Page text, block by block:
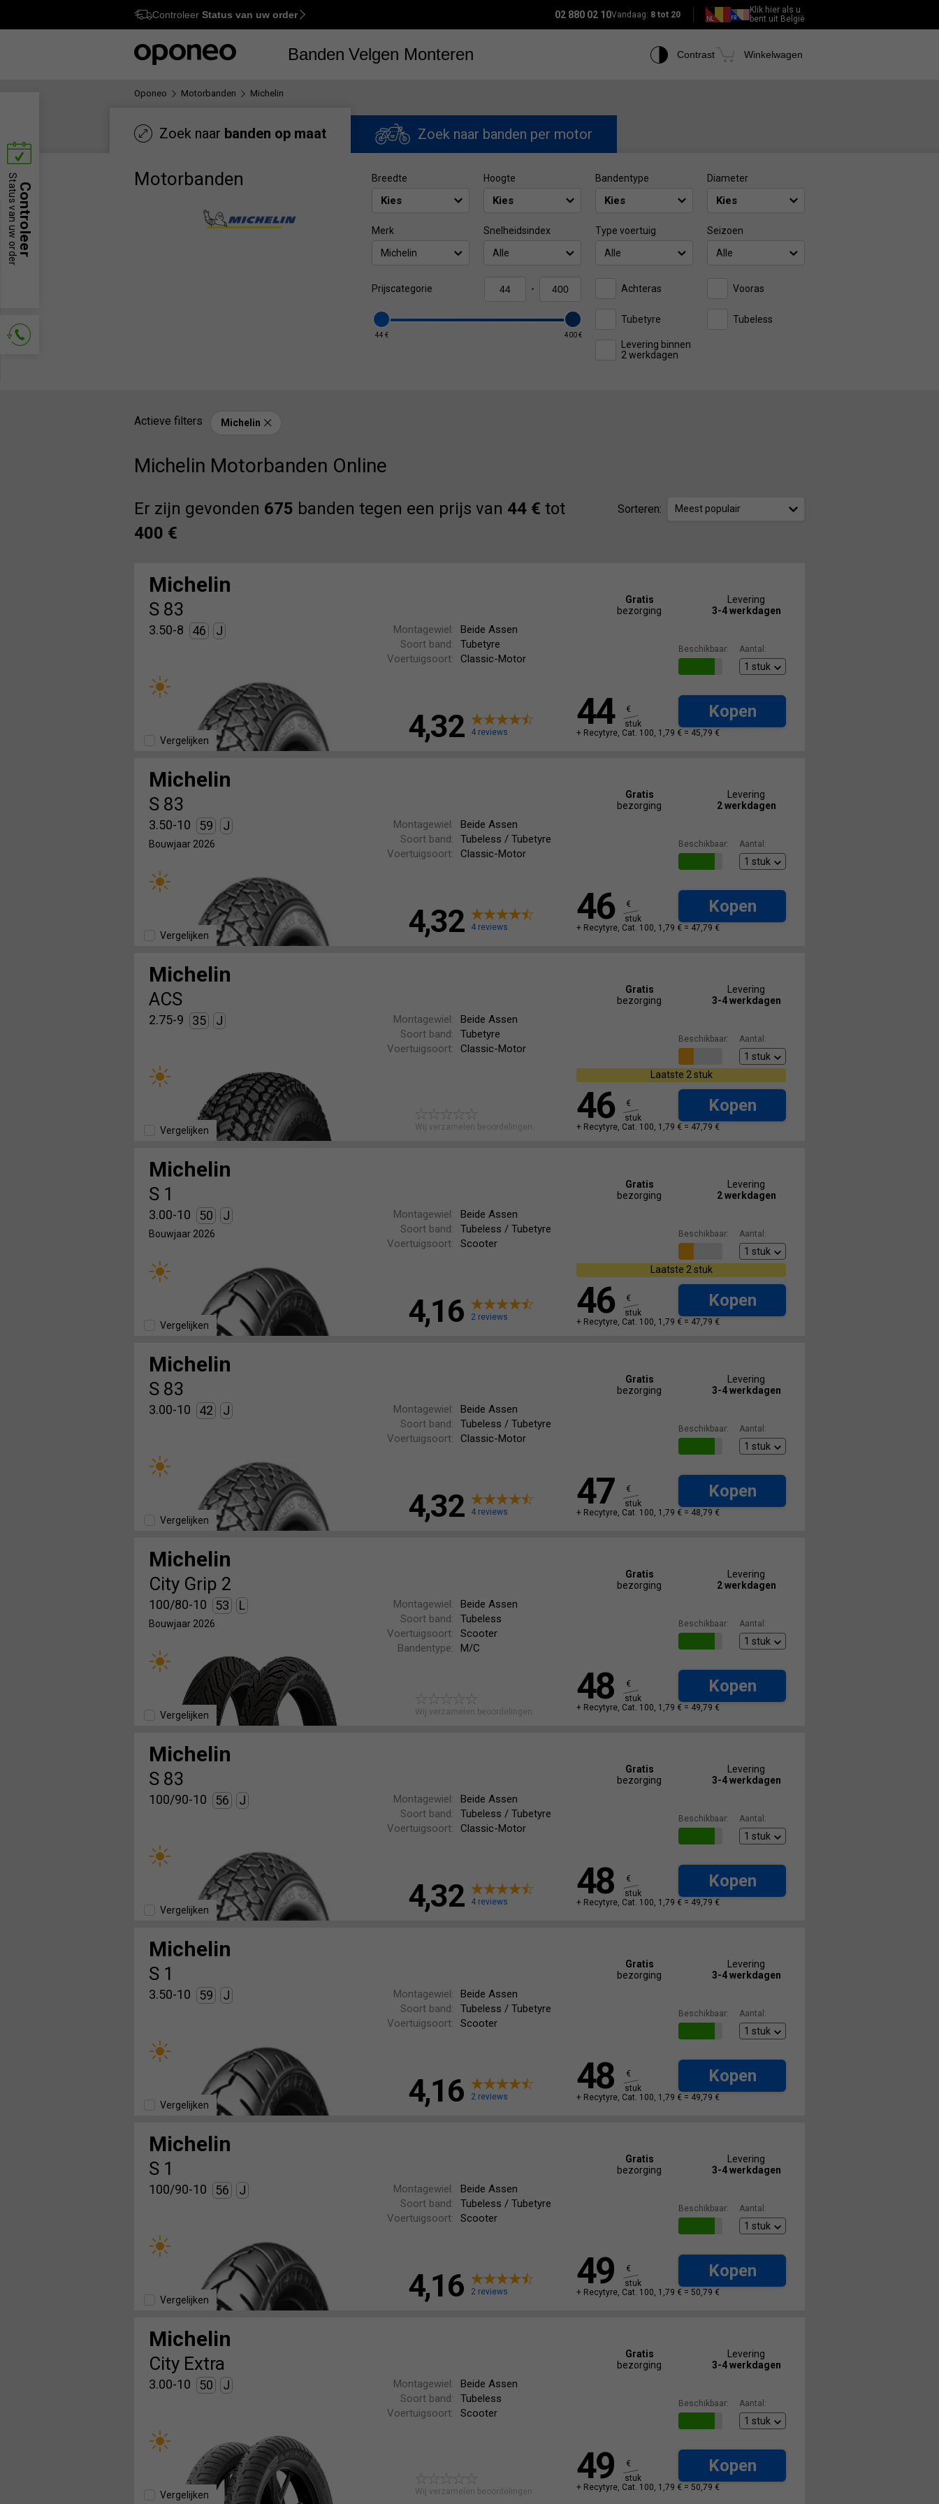
Ctrl M
Controleer Status van uw order 02 880 02 10Vandaag: 8 tot 20
Klik hier als u
bent uit België
Banden Velgen Monteren Contrast Winkelwagen
Oponeo Motorbanden Michelin
Zoek naar banden op maat Zoek naar banden per motor
Motorbanden Breedte Hoogte Bandentype Diameter
Merk
Michelin
Snelheidsindex
Alle
Type voertuig
Alle
Seizoen
Alle
Prijscategorie -
44 € 400 €
Achteras Vooras
Tubetyre Tubeless
Levering binnen
2 werkdagen
Actieve filters Michelin
Michelin Motorbanden Online
Er zijn gevonden 675 banden tegen een prijs van 44 € tot
400 €
Sorteren: Meest populair
Michelin
S 83
3.50-8 46 J
Vergelijken
Montagewiel:
Beide Assen
Soort band:
Tubetyre
Voertuigsoort:
Classic-Motor
4,32 4 reviews
Gratis
bezorging
Levering
3-4 werkdagen
Beschikbaar: Aantal:
44
€
stuk
Kopen
+ Recytyre, Cat. 100, 1,79 € = 45,79 €
Michelin
S 83
3.50-10 59 J
Bouwjaar 2026
Vergelijken
Montagewiel:
Beide Assen
Soort band:
Tubeless / Tubetyre
Voertuigsoort:
Classic-Motor
4,32 4 reviews
Gratis
bezorging
Levering
2 werkdagen
Beschikbaar: Aantal:
46
€
stuk
Kopen
+ Recytyre, Cat. 100, 1,79 € = 47,79 €
Michelin
ACS
2.75-9 35 J
Vergelijken
Montagewiel:
Beide Assen
Soort band:
Tubetyre
Voertuigsoort:
Classic-Motor
Wij verzamelen beoordelingen.
Gratis
bezorging
Levering
3-4 werkdagen
Beschikbaar: Aantal:
Laatste 2 stuk
46
€
stuk
Kopen
+ Recytyre, Cat. 100, 1,79 € = 47,79 €
Michelin
S 1
3.00-10 50 J
Bouwjaar 2026
Vergelijken
Montagewiel:
Beide Assen
Soort band:
Tubeless / Tubetyre
Voertuigsoort:
Scooter
4,16 2 reviews
Gratis
bezorging
Levering
2 werkdagen
Beschikbaar: Aantal:
Laatste 2 stuk
46
€
stuk
Kopen
+ Recytyre, Cat. 100, 1,79 € = 47,79 €
Michelin
S 83
3.00-10 42 J
Vergelijken
Montagewiel:
Beide Assen
Soort band:
Tubeless / Tubetyre
Voertuigsoort:
Classic-Motor
4,32 4 reviews
Gratis
bezorging
Levering
3-4 werkdagen
Beschikbaar: Aantal:
47
€
stuk
Kopen
+ Recytyre, Cat. 100, 1,79 € = 48,79 €
Michelin
City Grip 2
100/80-10 53 L
Bouwjaar 2026
Vergelijken
Montagewiel:
Beide Assen
Soort band:
Tubeless
Voertuigsoort:
Scooter
Bandentype:
M/C
Wij verzamelen beoordelingen.
Gratis
bezorging
Levering
2 werkdagen
Beschikbaar: Aantal:
48
€
stuk
Kopen
+ Recytyre, Cat. 100, 1,79 € = 49,79 €
Michelin
S 83
100/90-10 56 J
Vergelijken
Montagewiel:
Beide Assen
Soort band:
Tubeless / Tubetyre
Voertuigsoort:
Classic-Motor
4,32 4 reviews
Gratis
bezorging
Levering
3-4 werkdagen
Beschikbaar: Aantal:
48
€
stuk
Kopen
+ Recytyre, Cat. 100, 1,79 € = 49,79 €
Michelin
S 1
3.50-10 59 J
Vergelijken
Montagewiel:
Beide Assen
Soort band:
Tubeless / Tubetyre
Voertuigsoort:
Scooter
4,16 2 reviews
Gratis
bezorging
Levering
3-4 werkdagen
Beschikbaar: Aantal:
48
€
stuk
Kopen
+ Recytyre, Cat. 100, 1,79 € = 49,79 €
Michelin
S 1
100/90-10 56 J
Vergelijken
Montagewiel:
Beide Assen
Soort band:
Tubeless / Tubetyre
Voertuigsoort:
Scooter
4,16 2 reviews
Gratis
bezorging
Levering
3-4 werkdagen
Beschikbaar: Aantal:
49
€
stuk
Kopen
+ Recytyre, Cat. 100, 1,79 € = 50,79 €
Michelin
City Extra
3.00-10 50 J
Vergelijken
Montagewiel:
Beide Assen
Soort band:
Tubeless
Voertuigsoort:
Scooter
Wij verzamelen beoordelingen.
Gratis
bezorging
Levering
3-4 werkdagen
Beschikbaar: Aantal:
49
€
stuk
Kopen
+ Recytyre, Cat. 100, 1,79 € = 50,79 €
Controleer
Status van uw order